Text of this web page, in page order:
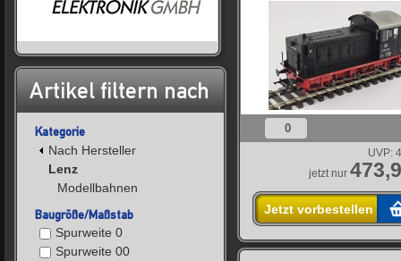
Artikel filtern nach
Kategorie
Nach Hersteller
Lenz
Modellbahnen
Baugröße/Maßstab
Spurweite 0
Spurweite 00
0
UVP:
jetzt nur
Jetzt vorbestellen